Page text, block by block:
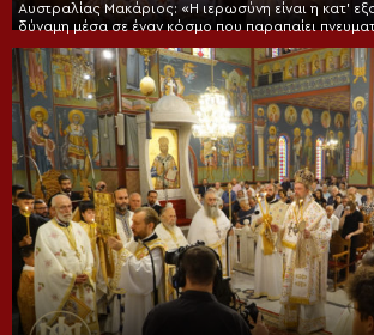
Αυστραλίας Μακάριος: «Η ιερωσύνη είναι η κατ’
δύναμη μέσα σε έναν κόσμο που παραπαίει